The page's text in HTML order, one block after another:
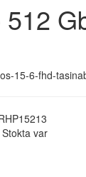
15-6-fhd-
var